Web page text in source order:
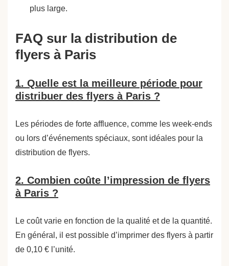
plus large.
FAQ sur la distribution de
flyers à Paris
1. Quelle est la meilleure période pour
distribuer des flyers à Paris ?
Les périodes de forte affluence, comme les week-ends
ou lors d’événements spéciaux, sont idéales pour la
distribution de flyers.
2. Combien coûte l’impression de flyers
à Paris ?
Le coût varie en fonction de la qualité et de la quantité.
En général, il est possible d’imprimer des flyers à partir
de 0,10 € l’unité.